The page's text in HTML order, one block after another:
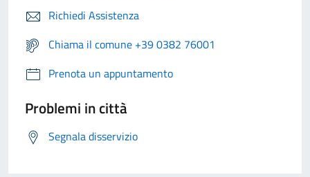
Richiedi Assistenza
Chiama il comune +39 0382 76001
Prenota un appuntamento
Problemi in città
Segnala disservizio